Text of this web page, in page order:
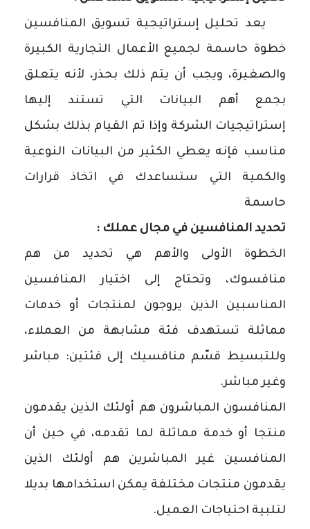
يعد تحليل إستراتيجية تسويق المنافسين
خطوة حاسمة لجميع الأعمال التجارية الكبيرة
والصغيرة، ويجب أن يتم ذلك بحذر، لأنه يتعلق
بجمع أهم البيانات التي تستند إليها
إستراتيجيات الشركة وإذا تم القيام بذلك بشكل
مناسب فإنه يعطي الكثير من البيانات النوعية
والكمية التي ستساعدك في اتخاذ قرارات
حاسمة
تحديد المنافسين في مجال عملك :
الخطوة الأولى والأهم هي تحديد من هم
منافسوك، وتحتاج إلى اختيار المنافسين
المناسبين الذين يروجون لمنتجات أو خدمات
مماثلة تستهدف فئة مشابهة من العملاء،
وللتبسيط قسّم منافسيك إلى فئتين: مباشر
وغير مباشر.
المنافسون المباشرون هم أولئك الذين يقدمون
منتجا أو خدمة مماثلة لما تقدمه، في حين أن
المنافسين غير المباشرين هم أولئك الذين
يقدمون منتجات مختلفة يمكن استخدامها بديلا
لتلبية احتياجات العميل.